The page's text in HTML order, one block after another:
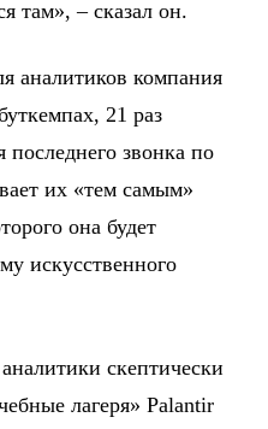
там», – сказал он.
аналитиков компания
21 раз
звонка по
их «тем самым»
она будет
искусственного
скептически
лагеря» Palantir